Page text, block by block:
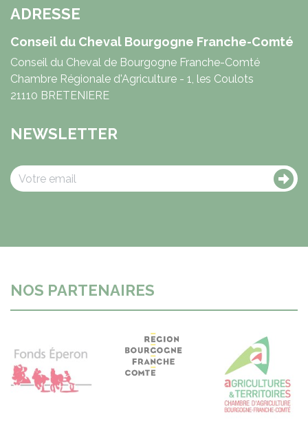
ADRESSE
Conseil du Cheval Bourgogne Franche-Comté
Conseil du Cheval de Bourgogne Franche-Comté
Chambre Régionale d'Agriculture - 1, les Coulots
21110 BRETENIERE
NEWSLETTER
NOS PARTENAIRES